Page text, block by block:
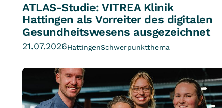
ATLAS-Studie: VITREA Klinik
Hattingen als Vorreiter des digitalen
Gesundheitswesens ausgezeichnet
21.07.2026HattingenSchwerpunktthema